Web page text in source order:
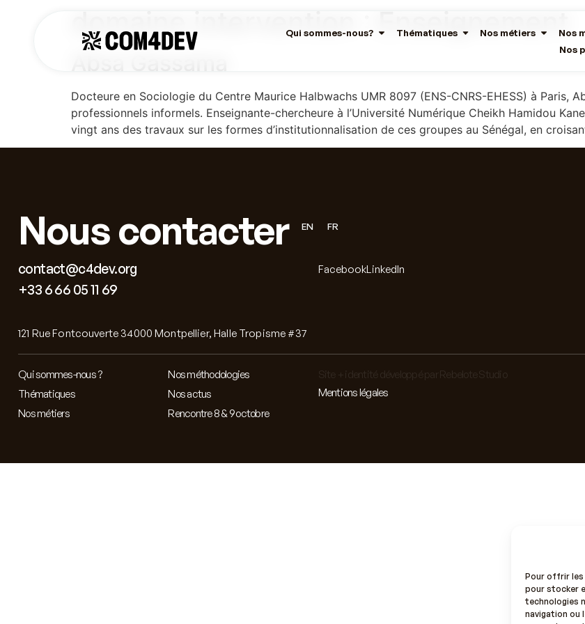
Pour offrir les
pour stocker
technologies
navigation ou
Qui sommes-nous? Thématiques Nos métiers
Nos
Nos
domaine intervention :Enseignement
Docteure en Sociologie du Centre Maurice Halbwachs UMR 8097 (ENS-CNRS-EHESS) à Paris,
professionnels informels. Enseignante-chercheure à l’Université Numérique Cheikh Hamidou
vingt ans des travaux sur les formes d’institutionnalisation de ces groupes au Sénégal, en
Nous contacter EN FR
contact@c4dev.org
+33 6 66 05 11 69
121 Rue Fontcouverte 34000 Montpellier, Halle Tropisme #37
FacebookLinkedIn
Qui sommes-nous ?
Nos méthodologies
Thématiques
Nos actus
Nos métiers
Rencontre 8 & 9 octobre
Site + identité développé par Rebelote Studio
Mentions légales